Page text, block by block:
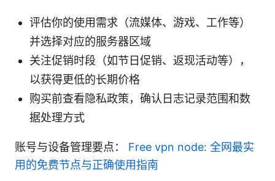
评估你的使用需求（流媒体、游戏、工作等）
并选择对应的服务器区域
关注促销时段（如节日促销、返现活动等），
以获得更低的长期价格
购买前查看隐私政策，确认日志记录范围和数
据处理方式
账号与设备管理要点： Free vpn node: 全网最实
用的免费节点与正确使用指南